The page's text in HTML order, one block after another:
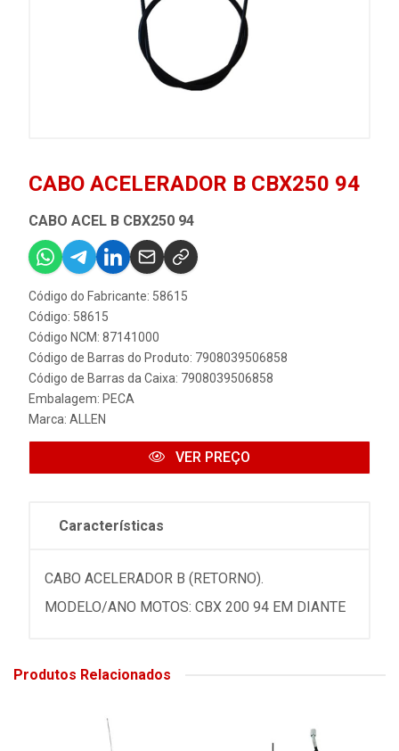
CABO ACELERADOR B CBX250 94
CABO ACEL B CBX250 94
Código do Fabricante: 58615
Código: 58615
Código NCM: 87141000
Código de Barras do Produto: 7908039506858
Código de Barras da Caixa: 7908039506858
Embalagem: PECA
Marca: ALLEN
VER PREÇO
Características
CABO ACELERADOR B (RETORNO).
MODELO/ANO MOTOS: CBX 200 94 EM DIANTE
Produtos Relacionados